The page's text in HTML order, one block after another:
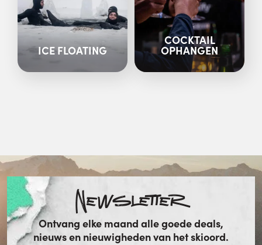
ICE FLOATING
COCKTAIL
OPHANGEN
Newsletter
Ontvang elke maand alle goede deals,
nieuws en nieuwigheden van het skioord.